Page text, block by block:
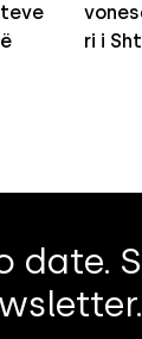
ri i
date.